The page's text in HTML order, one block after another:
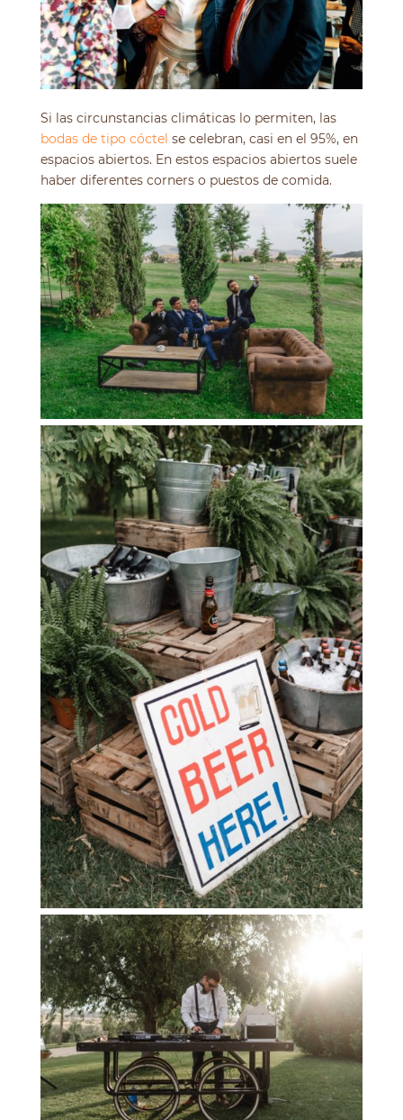
Si las circunstancias climáticas lo permiten, las
bodas de tipo cóctel se celebran, casi en el 95%, en
espacios abiertos. En estos espacios abiertos suele
haber diferentes corners o puestos de comida.